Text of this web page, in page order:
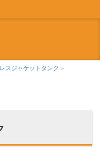
スジャケットタンク »